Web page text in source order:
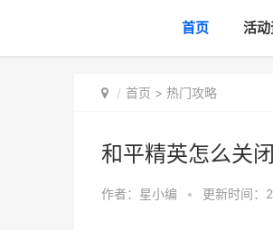
首页 活
首页 > 热门攻略
和平精英怎么关
作者： 星小编 • 更新时间